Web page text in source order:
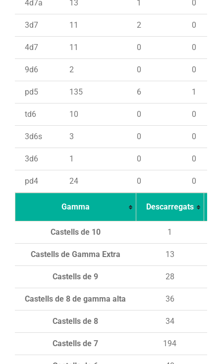
4d7a 13 1 0
3d7 11 2 0
4d7 11 0 0
9d6 2 0 0
pd5 135 6 1
td6 10 0 0
3d6s 3 0 0
3d6 1 0 0
pd4 24 0 0
Gamma Descarregats
Castells de 10 1
Castells de Gamma Extra 13
Castells de 9 28
Castells de 8 de gamma alta 36
Castells de 8 34
Castells de 7 194